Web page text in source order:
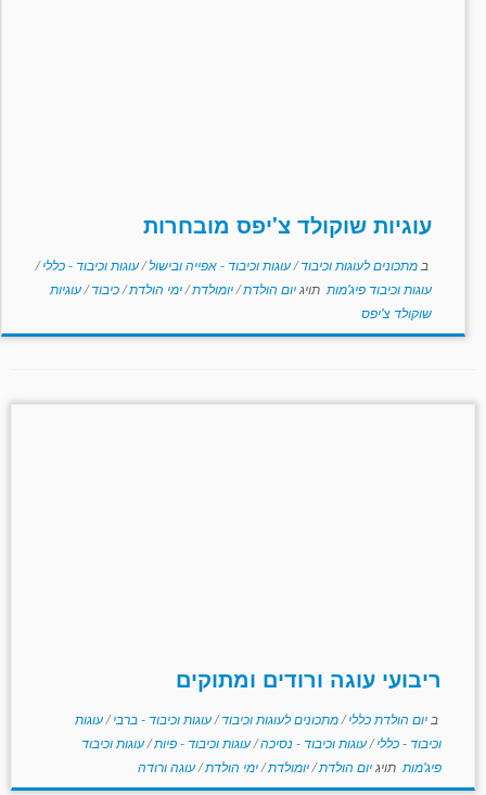
עוגיות שוקולד צ'יפס מובחרות
ב מתכונים לעוגות וכיבוד/עוגות וכיבוד - אפייה ובישול/עוגות וכיבוד - כללי/
עוגות וכיבוד פיג'מות תויגיום הולדת/יומולדת/ימי הולדת/כיבוד/עוגיות
שוקולד צ'יפס
ריבועי עוגה ורודים ומתוקים
ב יום הולדת כללי/מתכונים לעוגות וכיבוד/עוגות וכיבוד - ברבי/עוגות
וכיבוד - כללי/עוגות וכיבוד - נסיכה/עוגות וכיבוד - פיות/עוגות וכיבוד
פיג'מות תויגיום הולדת/יומולדת/ימי הולדת/עוגה ורודה